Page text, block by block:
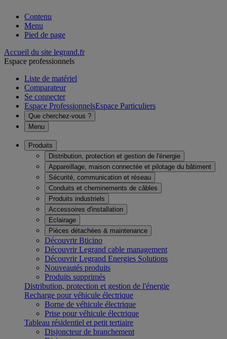
Contenu
Menu
Pied de page
Accueil du site legrand.fr
Espace professionnels
Liste de matériel
Comparateur
Se connecter
Espace ProfessionnelsEspace Particuliers
Que cherchez-vous ?
Menu
Produits
Distribution, protection et gestion de l'énergie
Appareillage, maison connectée et pilotage du bâtiment
Sécurité, communication et réseau
Conduits et cheminements de câbles
Produits industriels
Accessoires d'installation
Eclairage
Pièces détachées & maintenance
Découvrir Bticino
Découvrir Legrand cable management
Découvrir Legrand Energies Solutions
Nouveautés produits
Produits supprimés
Distribution, protection et gestion de l'énergie
Recharge pour véhicule électrique
Borne de véhicule électrique
Prise pour véhicule électrique
Tableau résidentiel et petit tertiaire
Disjoncteur de branchement